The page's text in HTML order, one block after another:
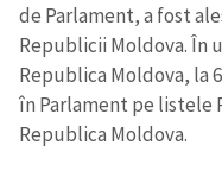
de Parlament, a fost
Republicii Moldova. În
Republica Moldova, la
în Parlament pe listele
Republica Moldova.